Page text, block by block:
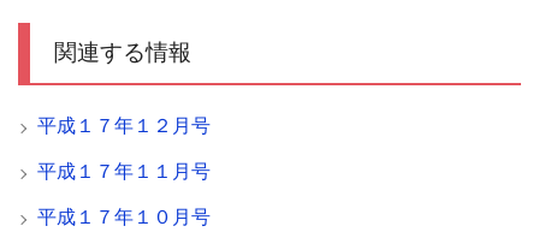
関連する情報
平成１７年１２月号
平成１７年１１月号
平成１７年１０月号